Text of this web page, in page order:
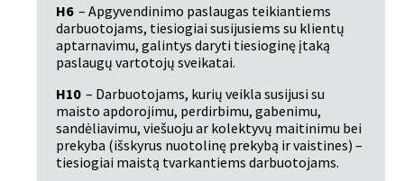
H6 – Apgyvendinimo paslaugas teikiantiems
darbuotojams, tiesiogiai susijusiems su klientų
aptarnavimu, galintys daryti tiesioginę įtaką
paslaugų vartotojų sveikatai.
H10 – Darbuotojams, kurių veikla susijusi su
maisto apdorojimu, perdirbimu, gabenimu,
sandėliavimu, viešuoju ar kolektyvų maitinimu bei
prekyba (išskyrus nuotolinę prekybą ir vaistines) –
tiesiogiai maistą tvarkantiems darbuotojams.